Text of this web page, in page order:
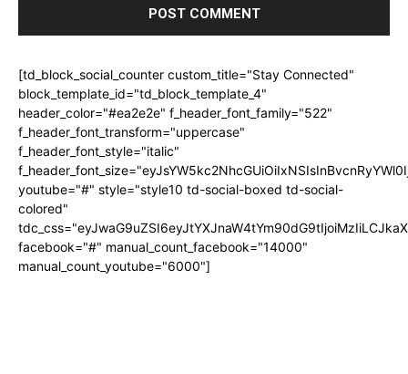
[td_block_social_counter custom_title="Stay Connected"
block_template_id="td_block_template_4"
header_color="#ea2e2e" f_header_font_family="522"
f_header_font_transform="uppercase"
f_header_font_style="italic"
youtube="#" style="style10 td-social-boxed td-social-
colored"
facebook="#" manual_count_facebook="14000"
manual_count_youtube="6000"]